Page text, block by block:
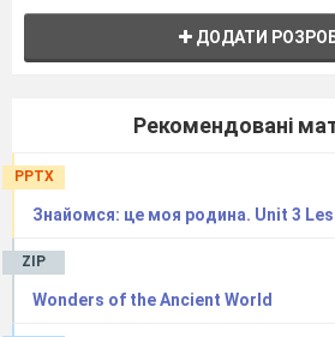
ДОДАТИ
Рекомендовані
PPTX
Знайомся: це моя родина. Unit 3
ZIP
Wonders of the Ancient World